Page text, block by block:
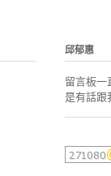
邱郁惠
留言板一
是有話跟